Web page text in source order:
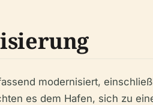
modernisiert,
es dem Hafen, sich zu